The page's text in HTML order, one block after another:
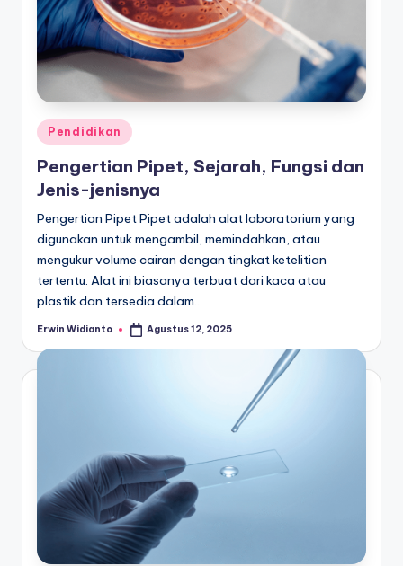
Posted
in
Pendidikan
Pengertian Pipet, Sejarah, Fungsi dan
Jenis-jenisnya
Pengertian Pipet Pipet adalah alat laboratorium yang
digunakan untuk mengambil, memindahkan, atau
mengukur volume cairan dengan tingkat ketelitian
tertentu. Alat ini biasanya terbuat dari kaca atau
plastik dan tersedia dalam…
Posted
Erwin Widianto Agustus 12, 2025